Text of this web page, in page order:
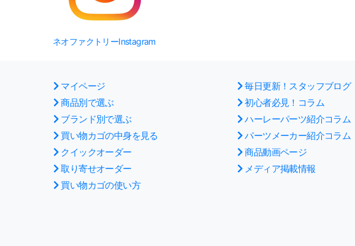
ネオファクトリーInstagram
マイページ
商品別で選ぶ
ブランド別で選ぶ
買い物カゴの中身を見る
クイックオーダー
取り寄せオーダー
買い物カゴの使い方
毎日更新！スタッフブログ
初心者必見！コラム
ハーレーパーツ紹介コラム
パーツメーカー紹介コラム
商品動画ページ
メディア掲載情報